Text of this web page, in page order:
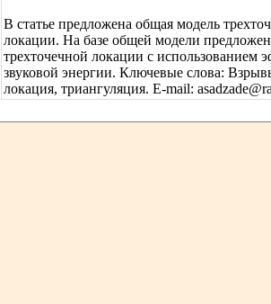
В статье предложена общая модель
локации. На базе общей модели
трехточечной локации с использованием
звуковой энергии. Ключевые слова:
локация, триангуляция. E-mail: